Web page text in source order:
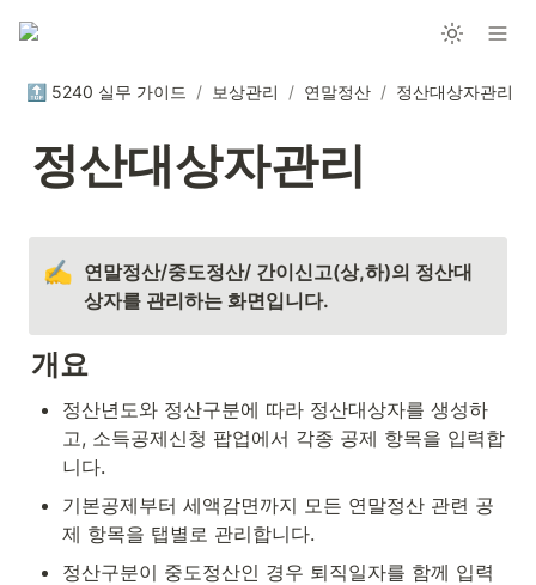
🔝 5240 실무 가이드 / 보상관리 / 연말정산 / 정산대상자관리
정산대상자관리
✍️ 연말정산/중도정산/ 간이신고(상,하)의 정산대
상자를 관리하는 화면입니다.
개요
정산년도와 정산구분에 따라 정산대상자를 생성하
고, 소득공제신청 팝업에서 각종 공제 항목을 입력합
니다.
기본공제부터 세액감면까지 모든 연말정산 관련 공
제 항목을 탭별로 관리합니다.
정산구분이 중도정산인 경우 퇴직일자를 함께 입력